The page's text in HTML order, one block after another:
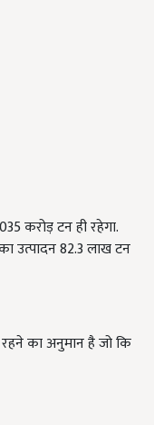
करोड़ टन ही रहेगा.
उत्पादन 82.3 लाख टन
का अनुमान है जो कि